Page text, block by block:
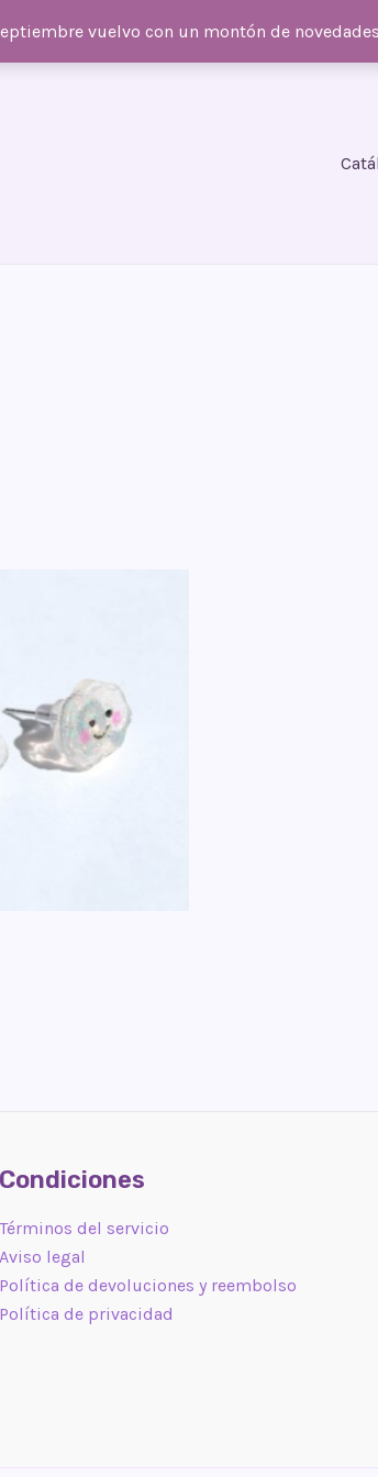
vuelvo con un montón de
Condiciones
Términos del servicio
Aviso legal
Política de devoluciones y reembolso
Política de privacidad